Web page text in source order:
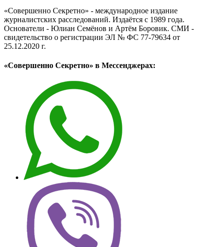
«Совершенно Секретно» - международное издание
журналистских расследований. Издаётся с 1989 года.
Основатели - Юлиан Семёнов и Артём Боровик. CМИ -
свидетельство о регистрации ЭЛ № ФС 77-79634 от
25.12.2020 г.
«Совершенно Секретно» в Мессенджерах: